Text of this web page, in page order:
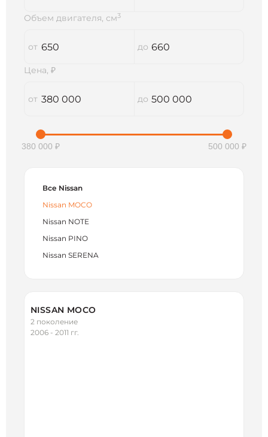
Объем двигателя, см3
Цена, ₽
380 000 ₽ 500 000 ₽
Все Nissan
Nissan MOCO
Nissan NOTE
Nissan PINO
Nissan SERENA
NISSAN MOCO
2 поколение
2006 - 2011 гг.